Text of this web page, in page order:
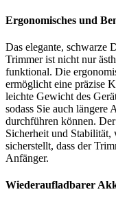
Ergonomisches und
Das elegante, schwarze
Trimmer ist nicht nur
funktional. Die
ermöglicht eine präzise
leichte Gewicht des
sodass Sie auch längere
durchführen können.
Sicherheit und
sicherstellt, dass der
Anfänger.
Wiederaufladbarer